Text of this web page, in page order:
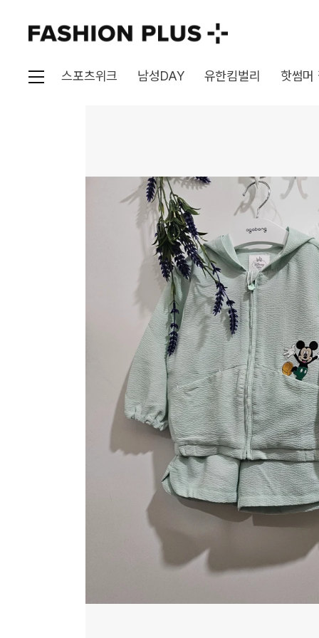
스포츠위크 남성DAY 유한킴벌리 핫썸머